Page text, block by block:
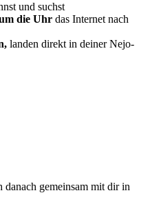
und suchst
die Uhr das Internet nach
landen direkt in deiner Nejo-
gemeinsam mit dir in